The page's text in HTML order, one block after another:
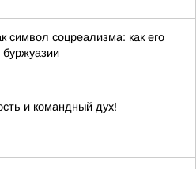
символ соцреализма: как его
и командный дух!